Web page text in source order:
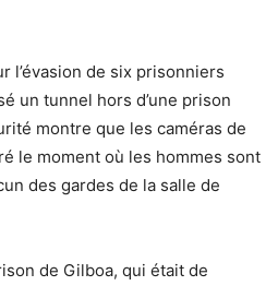
l’évasion de six prisonniers
un tunnel hors d’une prison
montre que les caméras de
le moment où les hommes sont
des gardes de la salle de
de Gilboa, qui était de